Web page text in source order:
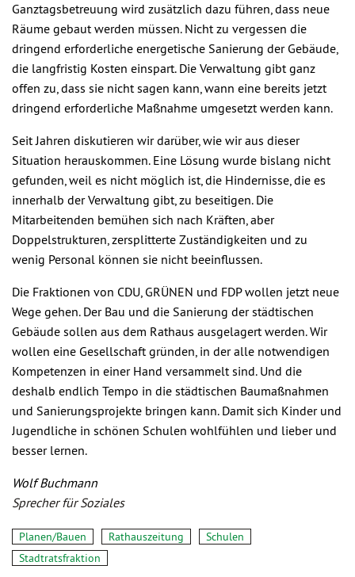
Ganztagsbetreuung wird zusätzlich dazu führen, dass neue
Räume gebaut werden müssen. Nicht zu vergessen die
dringend erforderliche energetische Sanierung der Gebäude,
die langfristig Kosten einspart. Die Verwaltung gibt ganz
offen zu, dass sie nicht sagen kann, wann eine bereits jetzt
dringend erforderliche Maßnahme umgesetzt werden kann.
Seit Jahren diskutieren wir darüber, wie wir aus dieser
Situation herauskommen. Eine Lösung wurde bislang nicht
gefunden, weil es nicht möglich ist, die Hindernisse, die es
innerhalb der Verwaltung gibt, zu beseitigen. Die
Mitarbeitenden bemühen sich nach Kräften, aber
Doppelstrukturen, zersplitterte Zuständigkeiten und zu
wenig Personal können sie nicht beeinflussen.
Die Fraktionen von CDU, GRÜNEN und FDP wollen jetzt neue
Wege gehen. Der Bau und die Sanierung der städtischen
Gebäude sollen aus dem Rathaus ausgelagert werden. Wir
wollen eine Gesellschaft gründen, in der alle notwendigen
Kompetenzen in einer Hand versammelt sind. Und die
deshalb endlich Tempo in die städtischen Baumaßnahmen
und Sanierungsprojekte bringen kann. Damit sich Kinder und
Jugendliche in schönen Schulen wohlfühlen und lieber und
besser lernen.
Wolf Buchmann
Sprecher für Soziales
Planen/Bauen Rathauszeitung
Schulen
Stadtratsfraktion